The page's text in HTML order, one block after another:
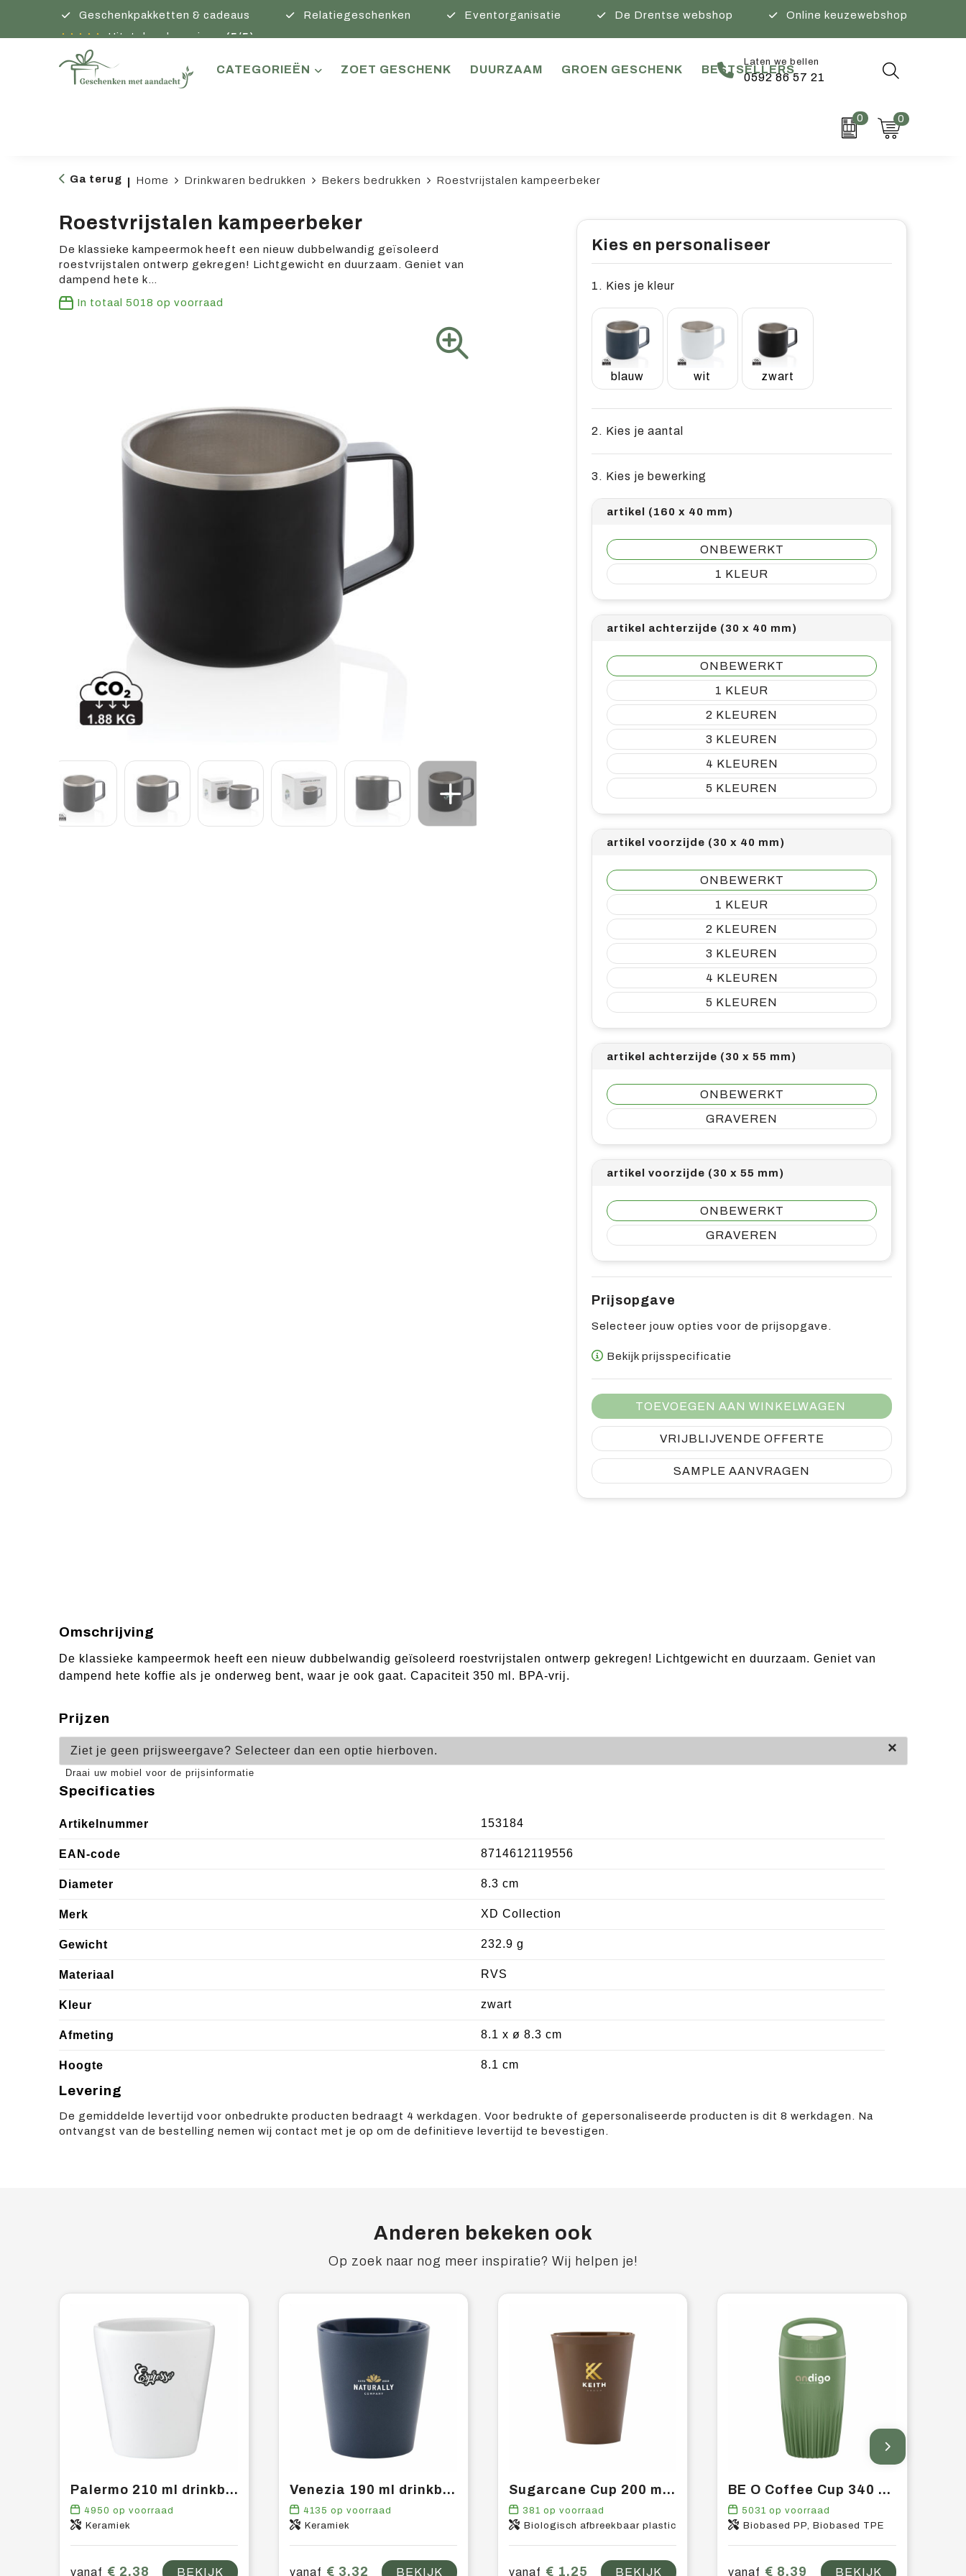
Geschenkpakketten & cadeaus Relatiegeschenken Eventorganisatie De Drentse webshop
Online keuzewebshop
Uitstekende reviews(5/5)
CATEGORIEËN ZOET GESCHENK DUURZAAM GROEN GESCHENK BESTSELLERS
Laten we bellen
0592 86 57 21
0 0
Ga terug Home Drinkwaren bedrukken Bekers bedrukken Roestvrijstalen kampeerbeker
Roestvrijstalen kampeerbeker
De klassieke kampeermok heeft een nieuw dubbelwandig geïsoleerd
roestvrijstalen ontwerp gekregen! Lichtgewicht en duurzaam. Geniet van
dampend hete k…
In totaal 5018 op voorraad
Kies en personaliseer
1. Kies je kleur
blauw wit zwart
2. Kies je aantal
3. Kies je bewerking
artikel (160 x 40 mm)
ONBEWERKT
1
artikel achterzijde (30 x 40 mm)
ONBEWERKT
1
2
3
4
5
artikel voorzijde (30 x 40 mm)
ONBEWERKT
1
2
3
4
5
artikel achterzijde (30 x 55 mm)
ONBEWERKT
GRAVEREN
artikel voorzijde (30 x 55 mm)
ONBEWERKT
GRAVEREN
Prijsopgave
Selecteer jouw opties voor de prijsopgave.
Bekijk prijsspecificatie
TOEVOEGEN AAN WINKELWAGEN
VRIJBLIJVENDE OFFERTE
SAMPLE AANVRAGEN
Omschrijving
De klassieke kampeermok heeft een nieuw dubbelwandig geïsoleerd roestvrijstalen ontwerp gekregen! Lichtgewicht en duurzaam. Geniet van
dampend hete koffie als je onderweg bent, waar je ook gaat. Capaciteit 350 ml. BPA-vrij.
Prijzen
Ziet je geen prijsweergave? Selecteer dan een optie hierboven. ×
Draai uw mobiel voor de prijsinformatie
Specificaties
Artikelnummer 153184
EAN-code 8714612119556
Diameter 8.3 cm
Merk XD Collection
Gewicht 232.9 g
Materiaal RVS
Kleur zwart
Afmeting 8.1 x ø 8.3 cm
Hoogte 8.1 cm
Levering
De gemiddelde levertijd voor onbedrukte producten bedraagt 4 werkdagen. Voor bedrukte of gepersonaliseerde producten is dit 8 werkdagen. Na
ontvangst van de bestelling nemen wij contact met je op om de definitieve levertijd te bevestigen.
Anderen bekeken ook
Op zoek naar nog meer inspiratie? Wij helpen je!
Palermo 210 ml drinkbeker
4950 op voorraad
Keramiek
vanaf € 2,38 BEKIJK
Venezia 190 ml drinkbeker
4135 op voorraad
Keramiek
vanaf € 3,32 BEKIJK
Sugarcane Cup 200 ml drinkbeker
381 op voorraad
Biologisch afbreekbaar plastic
vanaf € 1,25 BEKIJK
BE O Coffee Cup 340 ml koffiebeker
5031 op voorraad
Biobased PP, Biobased TPE
vanaf € 8,39 BEKIJK